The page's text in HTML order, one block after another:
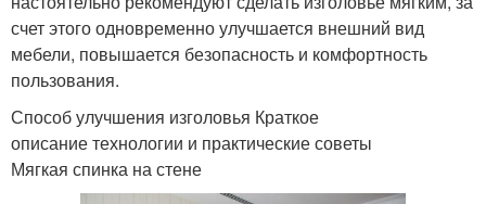
счет этого одновременно улучшается внешний вид
мебели, повышается безопасность и комфортность
пользования.
Способ улучшения изголовья Краткое
описание технологии и практические советы
Мягкая спинка на стене